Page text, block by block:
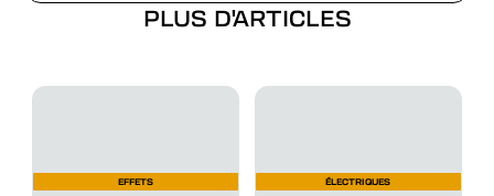
PLUS D'ARTICLES
EFFETS ÉLECTRIQUES